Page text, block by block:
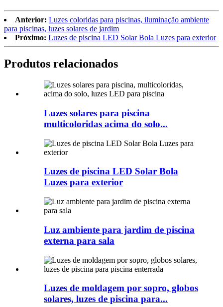
Anterior: Luzes coloridas para piscinas, iluminação ambiente
para piscinas, luzes solares de jardim
Próximo: Luzes de piscina LED Solar Bola Luzes para exterior
Produtos relacionados
Luzes solares para piscina
multicoloridas acima do solo...
Luzes de piscina LED Solar Bola
Luzes para exterior
Luz ambiente para jardim de piscina
externa para sala
Luzes de moldagem por sopro, globos
solares, luzes de piscina para...